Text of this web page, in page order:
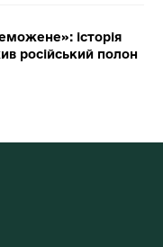
історія
російський полон